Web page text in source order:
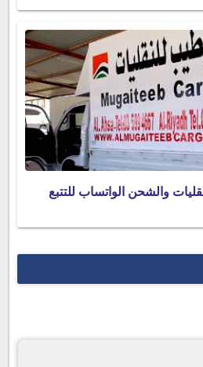
والشحن الواتساب للتتبع